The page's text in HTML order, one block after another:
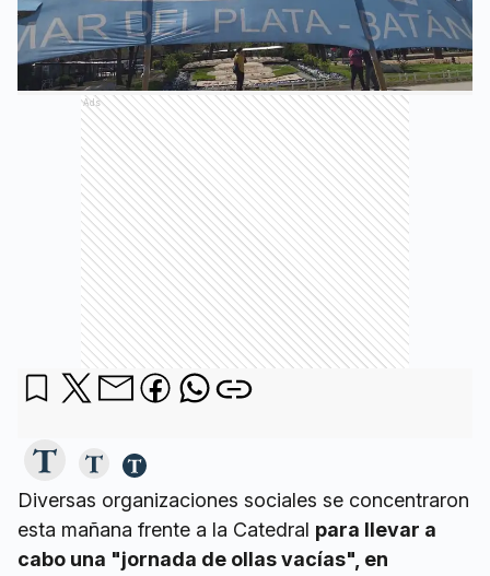
Ads
Diversas organizaciones sociales se concentraron
esta mañana frente a la Catedral para llevar a
cabo una "jornada de ollas vacías", en